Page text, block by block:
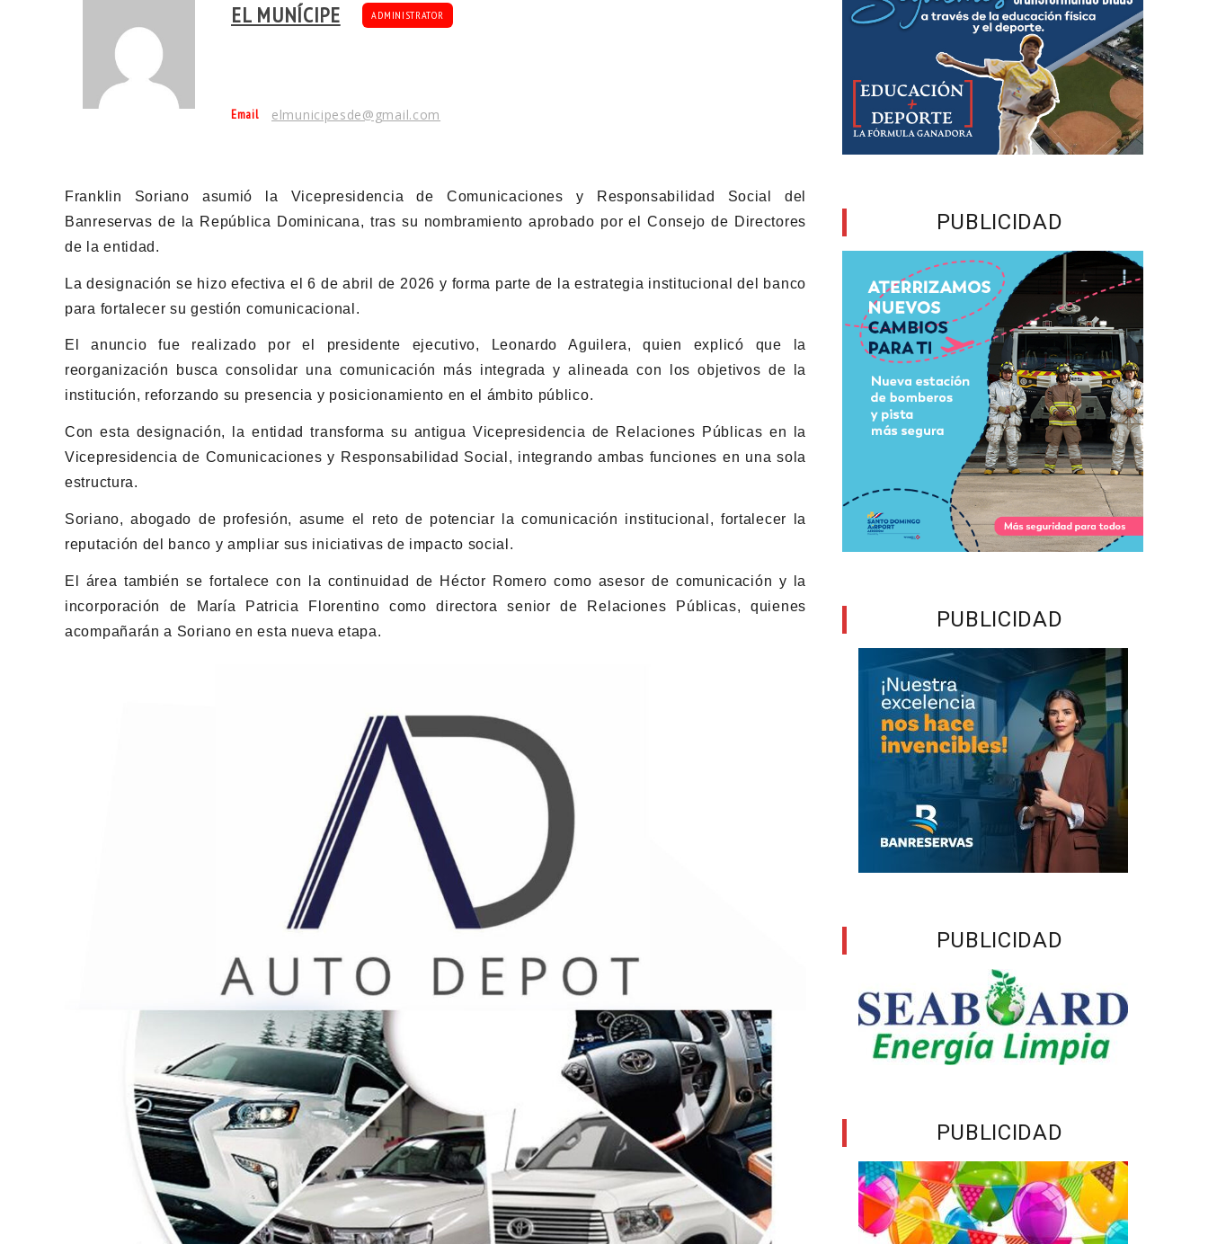
EL MUNÍCIPE ADMINISTRATOR
Email elmunicipesde@gmail.com
Franklin Soriano asumió la Vicepresidencia de Comunicaciones y Responsabilidad Social del
Banreservas de la República Dominicana, tras su nombramiento aprobado por el Consejo de Directores
de la entidad.
La designación se hizo efectiva el 6 de abril de 2026 y forma parte de la estrategia institucional del banco
para fortalecer su gestión comunicacional.
El anuncio fue realizado por el presidente ejecutivo, Leonardo Aguilera, quien explicó que la
reorganización busca consolidar una comunicación más integrada y alineada con los objetivos de la
institución, reforzando su presencia y posicionamiento en el ámbito público.
Con esta designación, la entidad transforma su antigua Vicepresidencia de Relaciones Públicas en la
Vicepresidencia de Comunicaciones y Responsabilidad Social, integrando ambas funciones en una sola
estructura.
Soriano, abogado de profesión, asume el reto de potenciar la comunicación institucional, fortalecer la
reputación del banco y ampliar sus iniciativas de impacto social.
El área también se fortalece con la continuidad de Héctor Romero como asesor de comunicación y la
incorporación de María Patricia Florentino como directora senior de Relaciones Públicas, quienes
acompañarán a Soriano en esta nueva etapa.
PUBLICIDAD
PUBLICIDAD
PUBLICIDAD
PUBLICIDAD